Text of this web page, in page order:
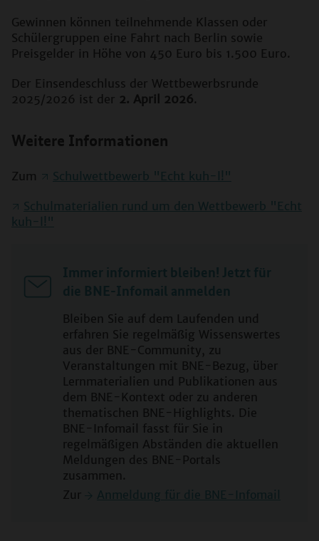
Gewinnen können teilnehmende Klassen oder
Schülergruppen eine Fahrt nach Berlin sowie
Preisgelder in Höhe von 450 Euro bis 1.500 Euro.
Der Einsendeschluss der Wettbewerbsrunde
2025/2026 ist der 2. April 2026.
Weitere Informationen
Zum Schulwettbewerb "Echt kuh-l!"
Schulmaterialien rund um den Wettbewerb "Echt
kuh-l!"
Immer informiert bleiben! Jetzt für
die BNE-Infomail anmelden
Bleiben Sie auf dem Laufenden und
erfahren Sie regelmäßig Wissenswertes
aus der BNE-Community, zu
Veranstaltungen mit BNE-Bezug, über
Lernmaterialien und Publikationen aus
dem BNE-Kontext oder zu anderen
thematischen BNE-Highlights. Die
BNE-Infomail fasst für Sie in
regelmäßigen Abständen die aktuellen
Meldungen des BNE-Portals
zusammen.
Zur
Anmeldung für die BNE-Infomail